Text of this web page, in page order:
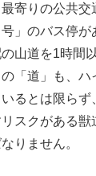
寄りの公共交
」のバス停が
山道を1時間
「道」も、ハ
るとは限ら
スクがある獣
りません。